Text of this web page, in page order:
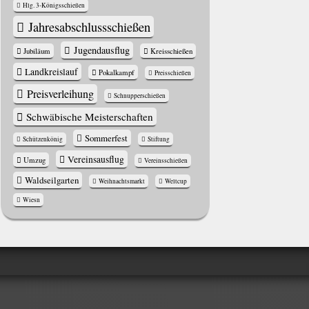
Hlg. 3-Königsschießen
Jahres­abschluss­schießen
Jubiläum Jugendausflug Kreisschießen
Landkreislauf Pokalkampf Preisschießen
Preisverleihung Schnupperschießen
Schwäbische Meisterschaften
Schützenkönig Sommerfest Stiftung
Umzug Vereinsausflug Vereinsschießen
Waldseilgarten Weihnachtsmarkt Weltcup
Wiesn